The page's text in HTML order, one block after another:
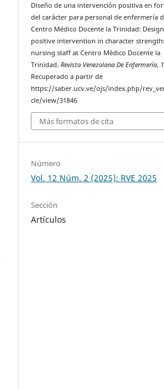
Diseño de una intervención positiva en
del carácter para personal de enfermería
Centro Médico Docente la Trinidad:
positive intervention in character
nursing staff at Centro Médico Docente la
Trinidad.Revista Venezolana De Enfermería,
Recuperado a partir de
https://saber.ucv.ve/ojs/index.php/
cle/view/31846
Más formatos de cita
Número
Vol. 12 Núm. 2 (2025): RVE 2025
Sección
Artículos